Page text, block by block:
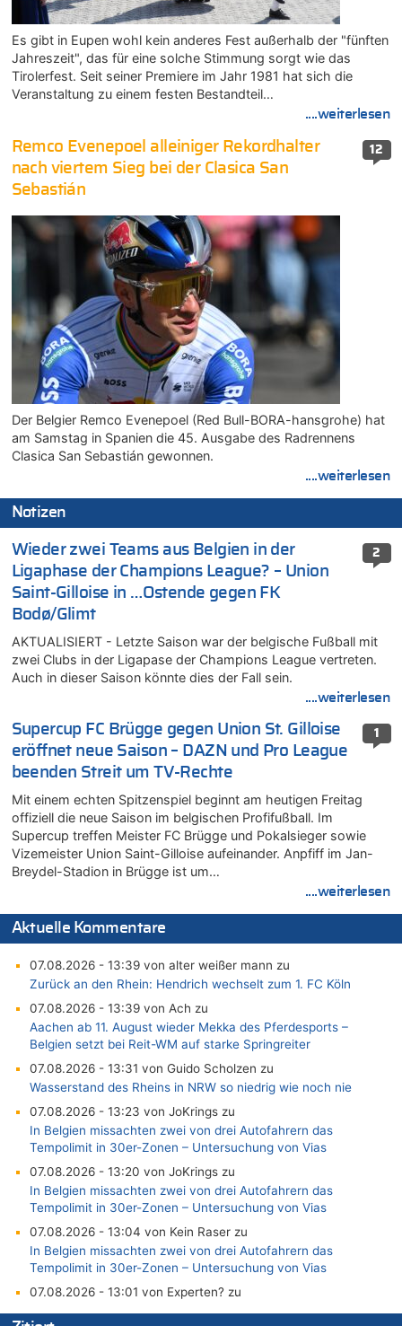
Es gibt in Eupen wohl kein anderes Fest außerhalb der "fünften
Jahreszeit", das für eine solche Stimmung sorgt wie das
Tirolerfest. Seit seiner Premiere im Jahr 1981 hat sich die
Veranstaltung zu einem festen Bestandteil…
....weiterlesen
12
Remco Evenepoel alleiniger Rekordhalter
nach viertem Sieg bei der Clasica San
Sebastián
Der Belgier Remco Evenepoel (Red Bull-BORA-hansgrohe) hat
am Samstag in Spanien die 45. Ausgabe des Radrennens
Clasica San Sebastián gewonnen.
....weiterlesen
Notizen
2
Wieder zwei Teams aus Belgien in der
Ligaphase der Champions League? – Union
Saint-Gilloise in …Ostende gegen FK
Bodø/Glimt
AKTUALISIERT - Letzte Saison war der belgische Fußball mit
zwei Clubs in der Ligapase der Champions League vertreten.
Auch in dieser Saison könnte dies der Fall sein.
....weiterlesen
1
Supercup FC Brügge gegen Union St. Gilloise
eröffnet neue Saison – DAZN und Pro League
beenden Streit um TV-Rechte
Mit einem echten Spitzenspiel beginnt am heutigen Freitag
offiziell die neue Saison im belgischen Profifußball. Im
Supercup treffen Meister FC Brügge und Pokalsieger sowie
Vizemeister Union Saint-Gilloise aufeinander. Anpfiff im Jan-
Breydel-Stadion in Brügge ist um…
....weiterlesen
Aktuelle Kommentare
07.08.2026 - 13:39 von alter weißer mann zu
Zurück an den Rhein: Hendrich wechselt zum 1. FC Köln
07.08.2026 - 13:39 von Ach zu
Aachen ab 11. August wieder Mekka des Pferdesports –
Belgien setzt bei Reit-WM auf starke Springreiter
07.08.2026 - 13:31 von Guido Scholzen zu
Wasserstand des Rheins in NRW so niedrig wie noch nie
07.08.2026 - 13:23 von JoKrings zu
In Belgien missachten zwei von drei Autofahrern das
Tempolimit in 30er-Zonen – Untersuchung von Vias
07.08.2026 - 13:20 von JoKrings zu
In Belgien missachten zwei von drei Autofahrern das
Tempolimit in 30er-Zonen – Untersuchung von Vias
07.08.2026 - 13:04 von Kein Raser zu
In Belgien missachten zwei von drei Autofahrern das
Tempolimit in 30er-Zonen – Untersuchung von Vias
07.08.2026 - 13:01 von Experten? zu
In Belgien missachten zwei von drei Autofahrern das